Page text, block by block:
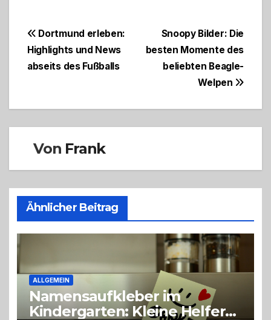
BeitragsnavigationSnoopy Bilder: Die
besten Momente des
beliebten Beagle-
Welpen
Dortmund erleben:
Highlights und News
abseits des Fußballs
Von Frank
Ähnlicher Beitrag
ALLGEMEIN
Namensaufkleber im
Kindergarten: Kleine Helfer